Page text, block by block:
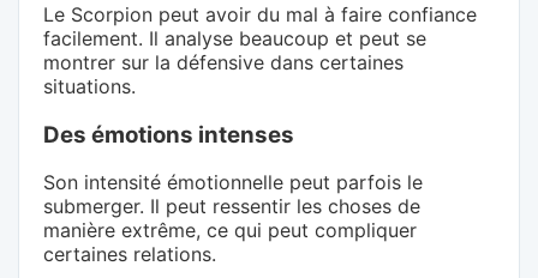
Le Scorpion peut avoir du mal à faire confiance
facilement. Il analyse beaucoup et peut se
montrer sur la défensive dans certaines
situations.
Des émotions intenses
Son intensité émotionnelle peut parfois le
submerger. Il peut ressentir les choses de
manière extrême, ce qui peut compliquer
certaines relations.